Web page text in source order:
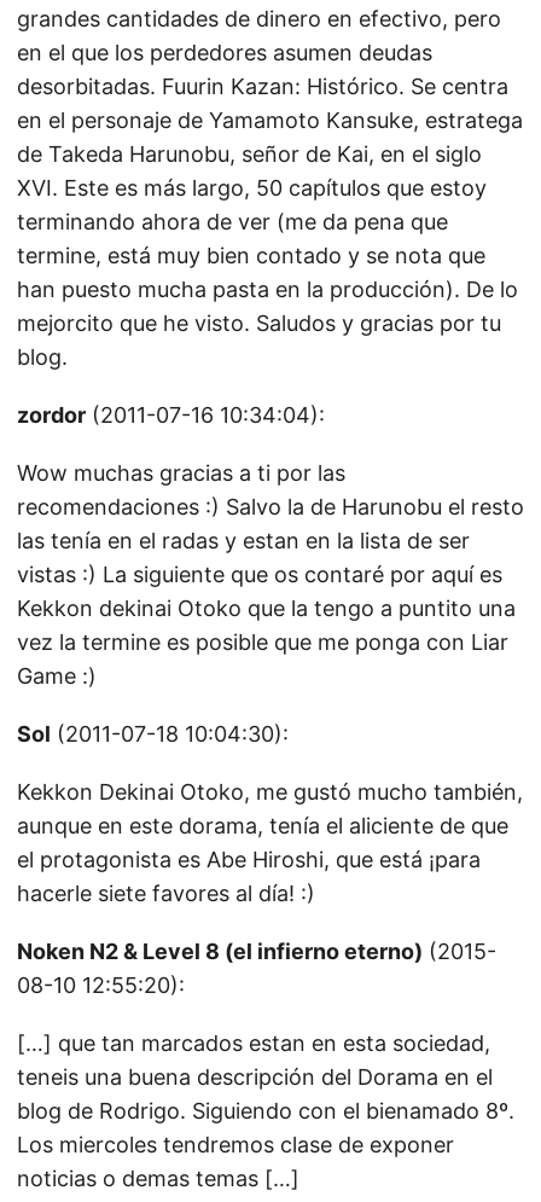
grandes cantidades de dinero en efectivo, pero
en el que los perdedores asumen deudas
desorbitadas. Fuurin Kazan: Histórico. Se centra
en el personaje de Yamamoto Kansuke, estratega
de Takeda Harunobu, señor de Kai, en el siglo
XVI. Este es más largo, 50 capítulos que estoy
terminando ahora de ver (me da pena que
termine, está muy bien contado y se nota que
han puesto mucha pasta en la producción). De lo
mejorcito que he visto. Saludos y gracias por tu
blog.
zordor (2011-07-16 10:34:04):
Wow muchas gracias a ti por las
recomendaciones :) Salvo la de Harunobu el resto
las tenía en el radas y estan en la lista de ser
vistas :) La siguiente que os contaré por aquí es
Kekkon dekinai Otoko que la tengo a puntito una
vez la termine es posible que me ponga con Liar
Game :)
Sol (2011-07-18 10:04:30):
Kekkon Dekinai Otoko, me gustó mucho también,
aunque en este dorama, tenía el aliciente de que
el protagonista es Abe Hiroshi, que está ¡para
hacerle siete favores al día! :)
Noken N2 & Level 8 (el infierno eterno) (2015-
08-10 12:55:20):
[…] que tan marcados estan en esta sociedad,
teneis una buena descripción del Dorama en el
blog de Rodrigo. Siguiendo con el bienamado 8º.
Los miercoles tendremos clase de exponer
noticias o demas temas […]